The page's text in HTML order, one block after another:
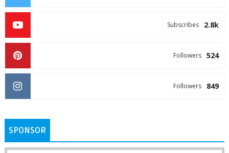
2.8k
Subscribes
524
Followers
849
Followers
SPONSOR